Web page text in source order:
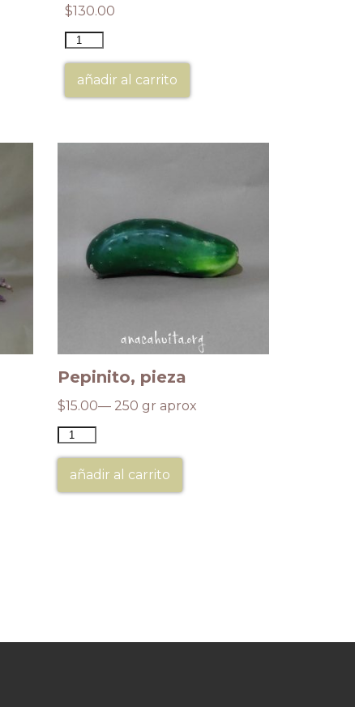
$130.00
añadir al carrito
Pepinito, pieza
$15.00— 250 gr aprox
añadir al carrito